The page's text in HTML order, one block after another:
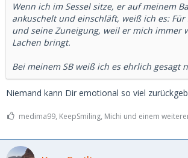
Wenn ich im Sessel sitze, er auf meinem
ankuschelt und einschläft, weiß ich es:
und seine Zuneigung, weil er mich immer
Lachen bringt.
Bei meinem SB weiß ich es ehrlich gesagt
Niemand kann Dir emotional so viel
medima99, KeepSmiling, Michi und einem